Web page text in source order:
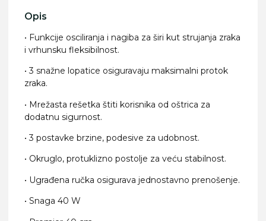
Opis
• Funkcije osciliranja i nagiba za širi kut strujanja zraka
i vrhunsku fleksibilnost.
• 3 snažne lopatice osiguravaju maksimalni protok
zraka.
• Mrežasta rešetka štiti korisnika od oštrica za
dodatnu sigurnost.
• 3 postavke brzine, podesive za udobnost.
• Okruglo, protuklizno postolje za veću stabilnost.
• Ugrađena ručka osigurava jednostavno prenošenje.
• Snaga 40 W